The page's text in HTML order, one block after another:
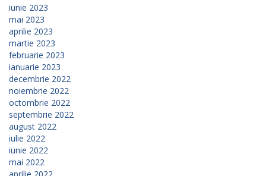
iunie 2023
mai 2023
aprilie 2023
martie 2023
februarie 2023
ianuarie 2023
decembrie 2022
noiembrie 2022
octombrie 2022
septembrie 2022
august 2022
iulie 2022
iunie 2022
mai 2022